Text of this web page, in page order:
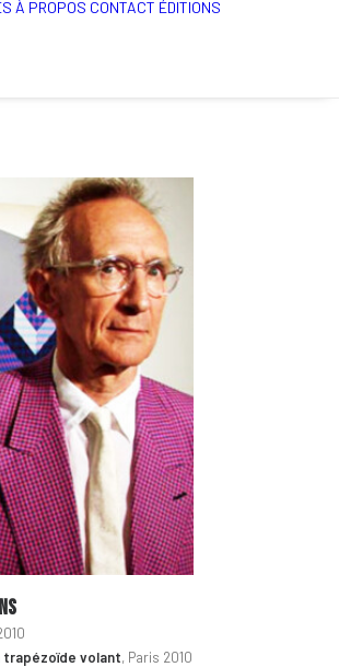
À PROPOS CONTACT ÉDITIONS
trapézoïde volant, Paris 2010